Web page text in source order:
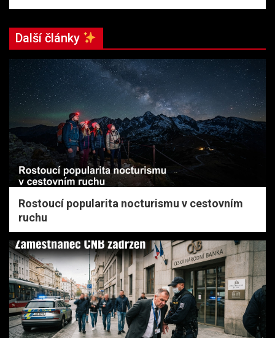
Další články
Rostoucí popularita nocturismu v cestovním
ruchu